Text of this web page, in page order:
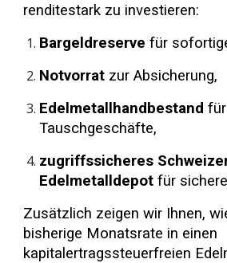
renditestark zu investieren:
Bargeldreserve für
Notvorrat zur Absicherung,
Edelmetallhandbestand
Tauschgeschäfte,
zugriffssicheres
Edelmetalldepot für
Zusätzlich zeigen wir Ihnen,
bisherige Monatsrate in einen
kapitalertragssteuerfreien